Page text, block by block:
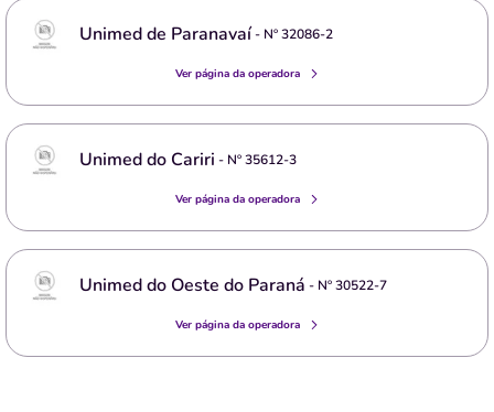
Unimed de Paranavaí- Nº32086-2
Ver página da operadora
Unimed do Cariri - Nº35612-3
Ver página da operadora
Unimed do Oeste do Paraná - Nº30522-7
Ver página da operadora